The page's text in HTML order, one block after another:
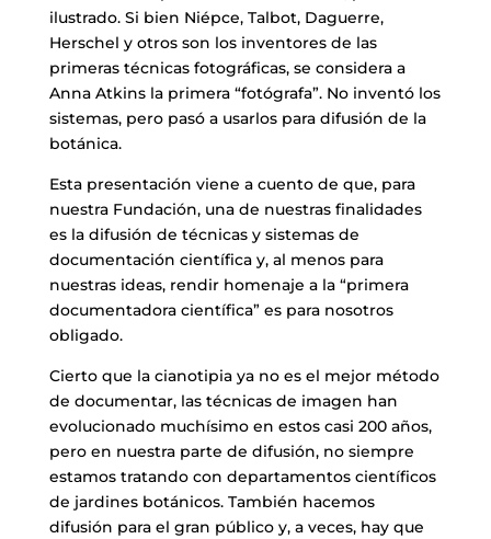
ilustrado. Si bien Niépce, Talbot, Daguerre,
Herschel y otros son los inventores de las
primeras técnicas fotográficas, se considera a
Anna Atkins la primera “fotógrafa”. No inventó los
sistemas, pero pasó a usarlos para difusión de la
botánica.
Esta presentación viene a cuento de que, para
nuestra Fundación, una de nuestras finalidades
es la difusión de técnicas y sistemas de
documentación científica y, al menos para
nuestras ideas, rendir homenaje a la “primera
documentadora científica” es para nosotros
obligado.
Cierto que la cianotipia ya no es el mejor método
de documentar, las técnicas de imagen han
evolucionado muchísimo en estos casi 200 años,
pero en nuestra parte de difusión, no siempre
estamos tratando con departamentos científicos
de jardines botánicos. También hacemos
difusión para el gran público y, a veces, hay que